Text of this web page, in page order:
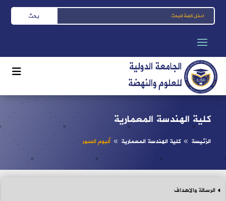
كلية الهندسة المعمارية
الرّئيسة 8 كلية الهندسة المعمارية 8 ألبوم الصور
الرسالة والاهداف